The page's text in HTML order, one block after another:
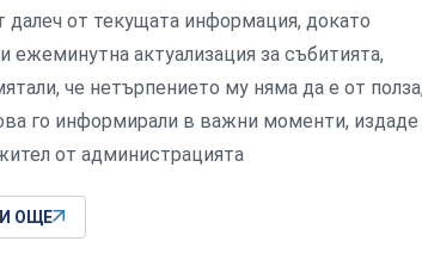
далеч от текущата информация, докато
ежеминутна актуализация за събитията,
че нетърпението му няма да е от
го информирали в важни моменти, издаде
от администрацията
ОЩЕ